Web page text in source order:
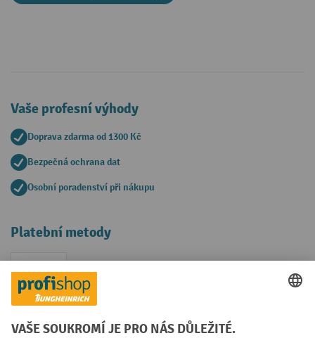
Vaše profesní výhody
Doprava zdarma od 1300 Kč
Bezpečná ochrana dat
Osobní poradenství při nákupu
Platební metody
Faktura
Sociální sítě